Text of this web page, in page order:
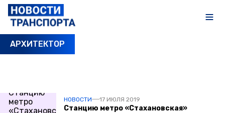
АРХИТЕКТОР
НОВОСТИ 17 ИЮЛЯ 2019
Станцию метро «Стахановская»